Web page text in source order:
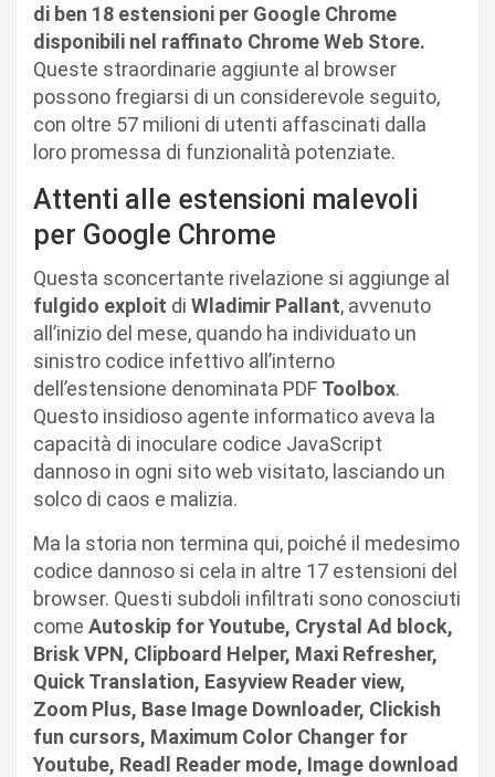
di ben 18 estensioni per Google Chrome
disponibili nel raffinato Chrome Web Store.
Queste straordinarie aggiunte al browser
possono fregiarsi di un considerevole seguito,
con oltre 57 milioni di utenti affascinati dalla
loro promessa di funzionalità potenziate.
Attenti alle estensioni malevoli
per Google Chrome
Questa sconcertante rivelazione si aggiunge al
fulgido exploit di Wladimir Pallant, avvenuto
all’inizio del mese, quando ha individuato un
sinistro codice infettivo all’interno
dell’estensione denominata PDF Toolbox.
Questo insidioso agente informatico aveva la
capacità di inoculare codice JavaScript
dannoso in ogni sito web visitato, lasciando un
solco di caos e malizia.
Ma la storia non termina qui, poiché il medesimo
codice dannoso si cela in altre 17 estensioni del
browser. Questi subdoli infiltrati sono conosciuti
come Autoskip for Youtube, Crystal Ad block,
Brisk VPN, Clipboard Helper, Maxi Refresher,
Quick Translation, Easyview Reader view,
Zoom Plus, Base Image Downloader, Clickish
fun cursors, Maximum Color Changer for
Youtube, Readl Reader mode, Image download